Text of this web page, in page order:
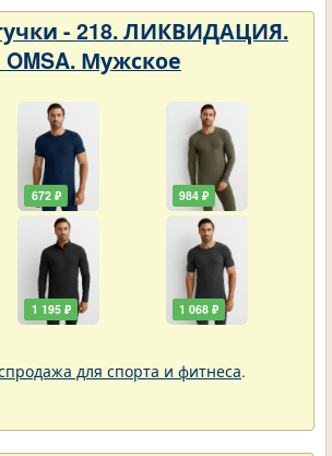
- 218. ЛИКВИДАЦИЯ.
Мужское
672 ₽
1 195 ₽
984 ₽
1 068 ₽
для спорта и фитнеса.